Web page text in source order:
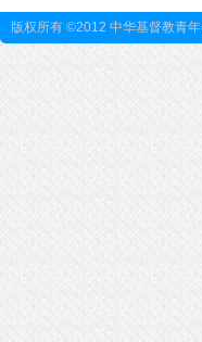
版权所有 ©2012 中华基督教青